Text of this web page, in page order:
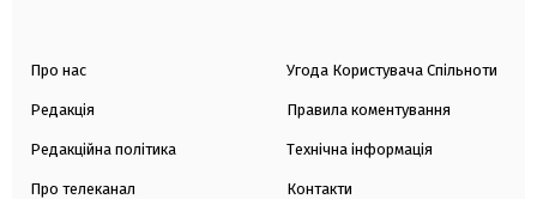
Про нас
Редакція
Редакційна політика
Про телеканал
Угода Користувача Спільноти
Правила коментування
Технічна інформація
Контакти